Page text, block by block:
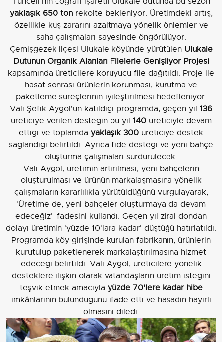
yaklaşık 650 tonrekolte bekleniyor. Üretimdeki artış,
özellikle kuş zararını azaltmaya yönelik önlemler ve
saha çalışmaları sayesinde öngörülüyor.
Çemişgezek ilçesi Ulukale köyünde yürütülen Ulukale
Dutunun Organik Alanları Filelerle Genişliyor Projesi
kapsamında üreticilere koruyucu file dağıtıldı. Proje ile
hasat sonrası ürünlerin korunması, kurutma ve
paketleme süreçlerinin iyileştirilmesi hedefleniyor.
Vali Şefik Aygöl'ün katıldığı programda, geçen yıl 136
üreticiye verilen desteğin bu yıl 140üreticiyle devam
ettiği ve toplamda yaklaşık 300 üreticiye destek
sağlandığı belirtildi. Ayrıca fide desteği ve yeni bahçe
oluşturma çalışmaları sürdürülecek.
Vali Aygöl, üretimin artırılması, yeni bahçelerin
oluşturulması ve ürünün markalaşmasına yönelik
çalışmaların kararlılıkla yürütüldüğünü vurgulayarak,
'Üretime de, yeni bahçeler oluşturmaya da devam
edeceğiz' ifadesini kullandı. Geçen yıl zirai dondan
dolayı üretimin 'yüzde 10'lara kadar' düştüğü hatırlatıldı.
Programda köy girişinde kurulan fabrikanın, ürünlerin
kurutulup paketlenerek markalaştırılmasına hizmet
edeceği belirtildi. Vali Aygöl, üreticilere yönelik
desteklere ilişkin olarak vatandaşların üretim isteğini
teşvik etmek amacıyla yüzde 70'lere kadar hibe
imkânlarının bulunduğunu ifade etti ve hasadın hayırlı
olmasını diledi.